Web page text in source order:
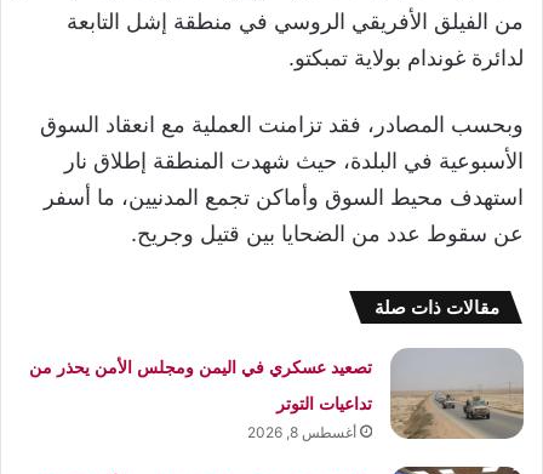
من الفيلق الأفريقي الروسي في منطقة إشل التابعة
لدائرة غوندام بولاية تمبكتو.
وبحسب المصادر، فقد تزامنت العملية مع انعقاد السوق
الأسبوعية في البلدة، حيث شهدت المنطقة إطلاق نار
استهدف محيط السوق وأماكن تجمع المدنيين، ما أسفر
عن سقوط عدد من الضحايا بين قتيل وجريح.
مقالات ذات صلة
تصعيد عسكري في اليمن ومجلس الأمن يحذر من
تداعيات التوتر
أغسطس 8, 2026